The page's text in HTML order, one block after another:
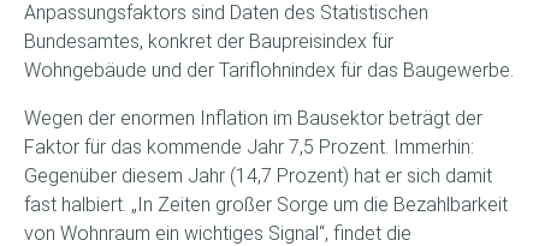
Anpassungsfaktors sind Daten des Statistischen
Bundesamtes, konkret der Baupreisindex für
Wohngebäude und der Tariflohnindex für das Baugewerbe.
Wegen der enormen Inflation im Bausektor beträgt der
Faktor für das kommende Jahr 7,5 Prozent. Immerhin:
Gegenüber diesem Jahr (14,7 Prozent) hat er sich damit
fast halbiert. „In Zeiten großer Sorge um die Bezahlbarkeit
von Wohnraum ein wichtiges Signal“, findet die